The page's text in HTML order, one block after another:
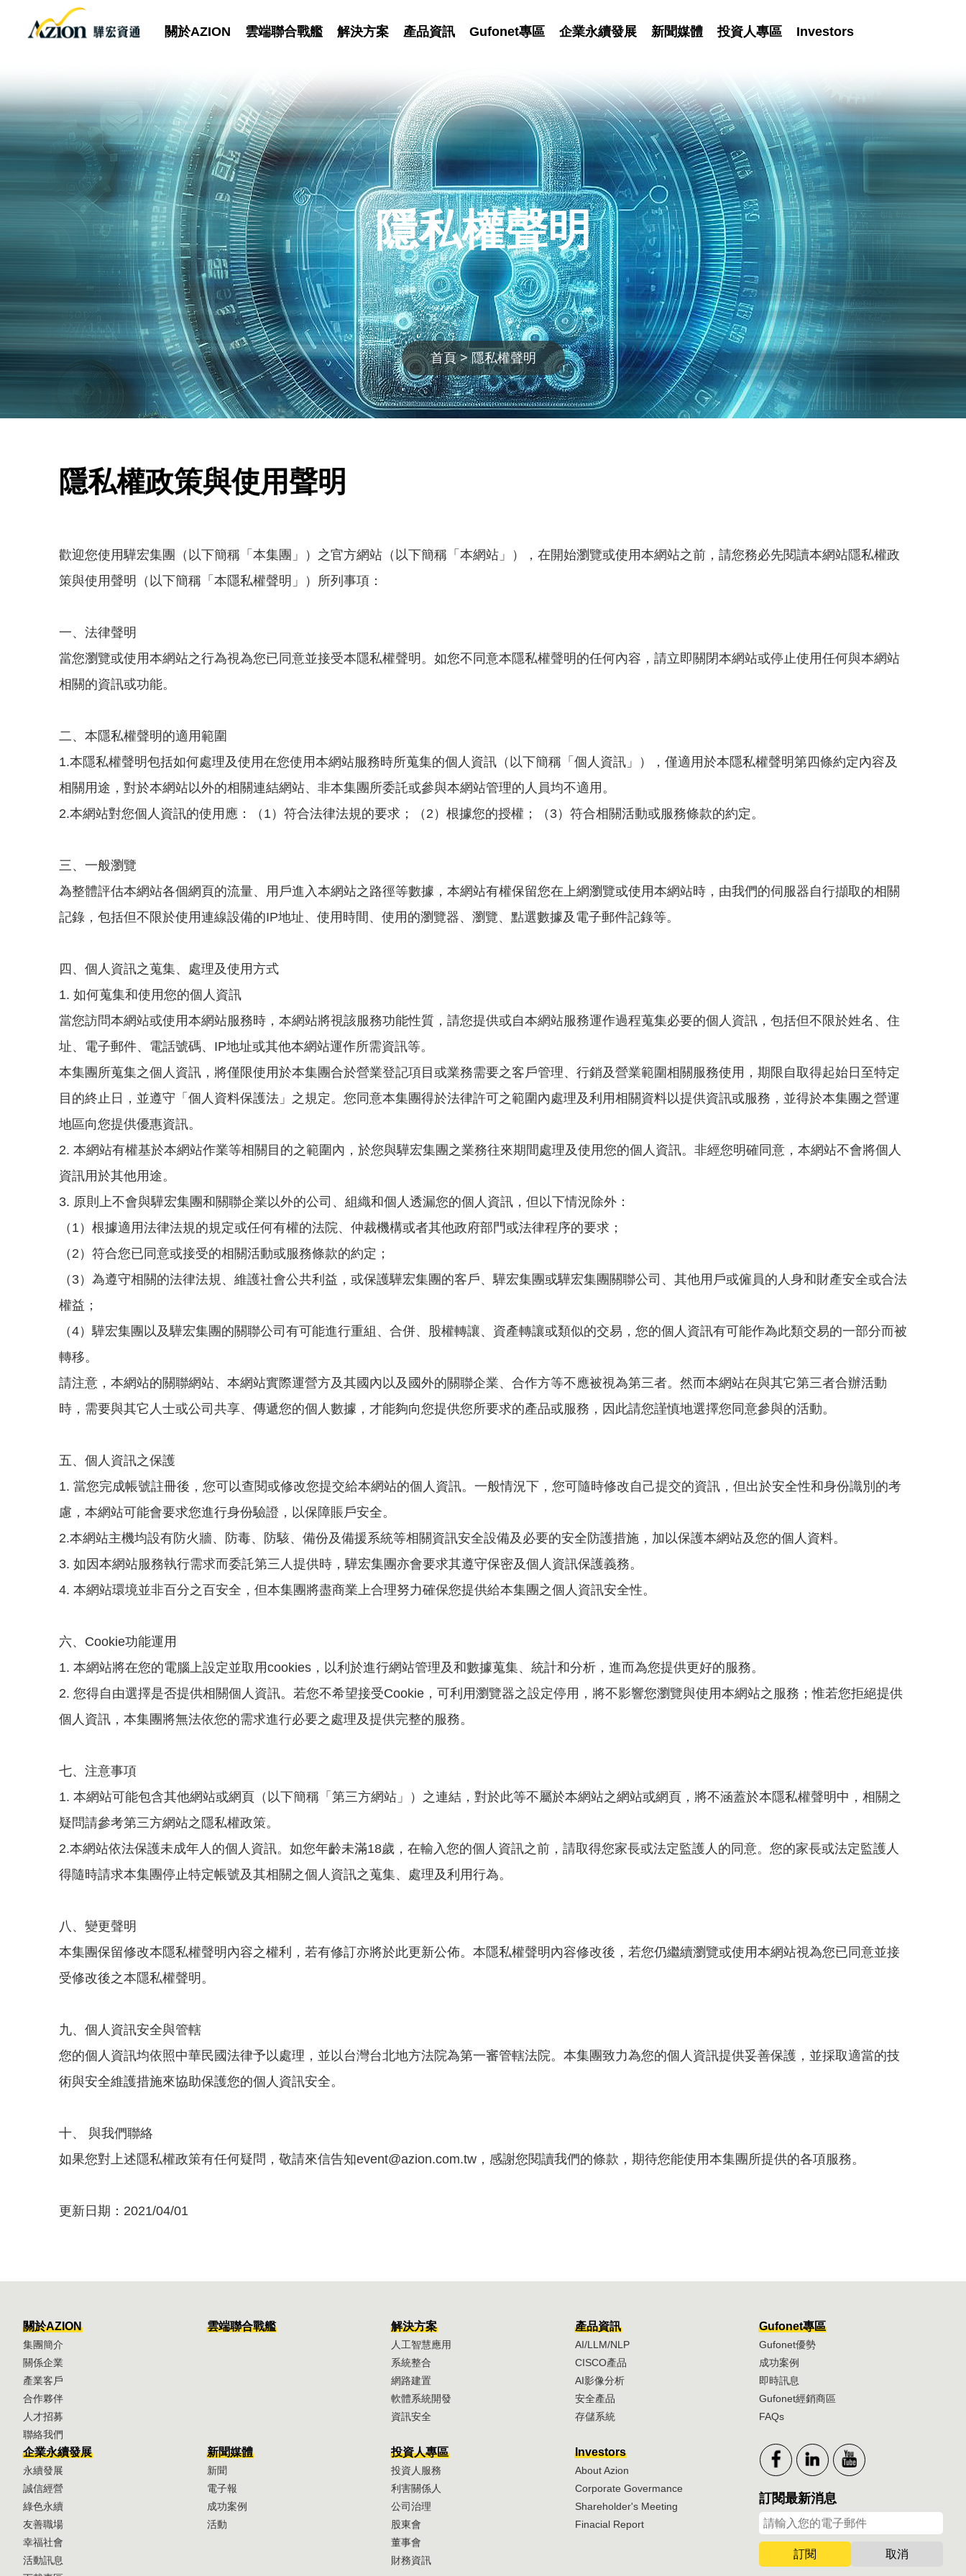
關於AZION 雲端聯合戰艦 解決方案 產品資訊 Gufonet專區 企業永續發展 新聞媒體 投資人專區 Investors
隱私權聲明
首頁 隱私權聲明
隱私權政策與使用聲明
歡迎您使用驊宏集團（以下簡稱「本集團」）之官方網站（以下簡稱「本網站」），在開始瀏覽或使用本網站之前，請您務必先閱讀本網站隱私權政
策與使用聲明（以下簡稱「本隱私權聲明」）所列事項：
一、法律聲明
當您瀏覽或使用本網站之行為視為您已同意並接受本隱私權聲明。如您不同意本隱私權聲明的任何內容，請立即關閉本網站或停止使用任何與本網站
相關的資訊或功能。
二、本隱私權聲明的適用範圍
1.本隱私權聲明包括如何處理及使用在您使用本網站服務時所蒐集的個人資訊（以下簡稱「個人資訊」），僅適用於本隱私權聲明第四條約定內容及
相關用途，對於本網站以外的相關連結網站、非本集團所委託或參與本網站管理的人員均不適用。
2.本網站對您個人資訊的使用應：（1）符合法律法規的要求；（2）根據您的授權；（3）符合相關活動或服務條款的約定。
三、一般瀏覽
為整體評估本網站各個網頁的流量、用戶進入本網站之路徑等數據，本網站有權保留您在上網瀏覽或使用本網站時，由我們的伺服器自行擷取的相關
記錄，包括但不限於使用連線設備的IP地址、使用時間、使用的瀏覽器、瀏覽、點選數據及電子郵件記錄等。
四、個人資訊之蒐集、處理及使用方式
1. 如何蒐集和使用您的個人資訊
當您訪問本網站或使用本網站服務時，本網站將視該服務功能性質，請您提供或自本網站服務運作過程蒐集必要的個人資訊，包括但不限於姓名、住
址、電子郵件、電話號碼、IP地址或其他本網站運作所需資訊等。
本集團所蒐集之個人資訊，將僅限使用於本集團合於營業登記項目或業務需要之客戶管理、行銷及營業範圍相關服務使用，期限自取得起始日至特定
目的終止日，並遵守「個人資料保護法」之規定。您同意本集團得於法律許可之範圍內處理及利用相關資料以提供資訊或服務，並得於本集團之營運
地區向您提供優惠資訊。
2. 本網站有權基於本網站作業等相關目的之範圍內，於您與驊宏集團之業務往來期間處理及使用您的個人資訊。非經您明確同意，本網站不會將個人
資訊用於其他用途。
3. 原則上不會與驊宏集團和關聯企業以外的公司、組織和個人透漏您的個人資訊，但以下情況除外：
（1）根據適用法律法規的規定或任何有權的法院、仲裁機構或者其他政府部門或法律程序的要求；
（2）符合您已同意或接受的相關活動或服務條款的約定；
（3）為遵守相關的法律法規、維護社會公共利益，或保護驊宏集團的客戶、驊宏集團或驊宏集團關聯公司、其他用戶或僱員的人身和財產安全或合法
權益；
（4）驊宏集團以及驊宏集團的關聯公司有可能進行重組、合併、股權轉讓、資產轉讓或類似的交易，您的個人資訊有可能作為此類交易的一部分而被
轉移。
請注意，本網站的關聯網站、本網站實際運營方及其國內以及國外的關聯企業、合作方等不應被視為第三者。然而本網站在與其它第三者合辦活動
時，需要與其它人士或公司共享、傳遞您的個人數據，才能夠向您提供您所要求的產品或服務，因此請您謹慎地選擇您同意參與的活動。
五、個人資訊之保護
1. 當您完成帳號註冊後，您可以查閱或修改您提交給本網站的個人資訊。一般情況下，您可隨時修改自己提交的資訊，但出於安全性和身份識別的考
慮，本網站可能會要求您進行身份驗證，以保障賬戶安全。
2.本網站主機均設有防火牆、防毒、防駭、備份及備援系統等相關資訊安全設備及必要的安全防護措施，加以保護本網站及您的個人資料。
3. 如因本網站服務執行需求而委託第三人提供時，驊宏集團亦會要求其遵守保密及個人資訊保護義務。
4. 本網站環境並非百分之百安全，但本集團將盡商業上合理努力確保您提供給本集團之個人資訊安全性。
六、Cookie功能運用
1. 本網站將在您的電腦上設定並取用cookies，以利於進行網站管理及和數據蒐集、統計和分析，進而為您提供更好的服務。
2. 您得自由選擇是否提供相關個人資訊。若您不希望接受Cookie，可利用瀏覽器之設定停用，將不影響您瀏覽與使用本網站之服務；惟若您拒絕提供
個人資訊，本集團將無法依您的需求進行必要之處理及提供完整的服務。
七、注意事項
1. 本網站可能包含其他網站或網頁（以下簡稱「第三方網站」）之連結，對於此等不屬於本網站之網站或網頁，將不涵蓋於本隱私權聲明中，相關之
疑問請參考第三方網站之隱私權政策。
2.本網站依法保護未成年人的個人資訊。如您年齡未滿18歲，在輸入您的個人資訊之前，請取得您家長或法定監護人的同意。您的家長或法定監護人
得隨時請求本集團停止特定帳號及其相關之個人資訊之蒐集、處理及利用行為。
八、變更聲明
本集團保留修改本隱私權聲明內容之權利，若有修訂亦將於此更新公佈。本隱私權聲明內容修改後，若您仍繼續瀏覽或使用本網站視為您已同意並接
受修改後之本隱私權聲明。
九、個人資訊安全與管轄
您的個人資訊均依照中華民國法律予以處理，並以台灣台北地方法院為第一審管轄法院。本集團致力為您的個人資訊提供妥善保護，並採取適當的技
術與安全維護措施來協助保護您的個人資訊安全。
十、 與我們聯絡
如果您對上述隱私權政策有任何疑問，敬請來信告知event@azion.com.tw，感謝您閱讀我們的條款，期待您能使用本集團所提供的各項服務。
更新日期：2021/04/01
關於AZION
集團簡介
關係企業
產業客戶
合作夥伴
人才招募
聯絡我們
雲端聯合戰艦 解決方案
人工智慧應用
系統整合
網路建置
軟體系統開發
資訊安全
產品資訊
AI/LLM/NLP
CISCO產品
AI影像分析
安全產品
存儲系統
Gufonet專區
Gufonet優勢
成功案例
即時訊息
Gufonet經銷商區
FAQs
企業永續發展
永續發展
誠信經營
綠色永續
友善職場
幸福社會
活動訊息
新聞媒體
新聞
電子報
成功案例
活動
投資人專區
投資人服務
利害關係人
公司治理
股東會
董事會
財務資訊
Investors
About Azion
Corporate Govermance
Shareholder's Meeting
Finacial Report
訂閱最新消息
訂閱 取消